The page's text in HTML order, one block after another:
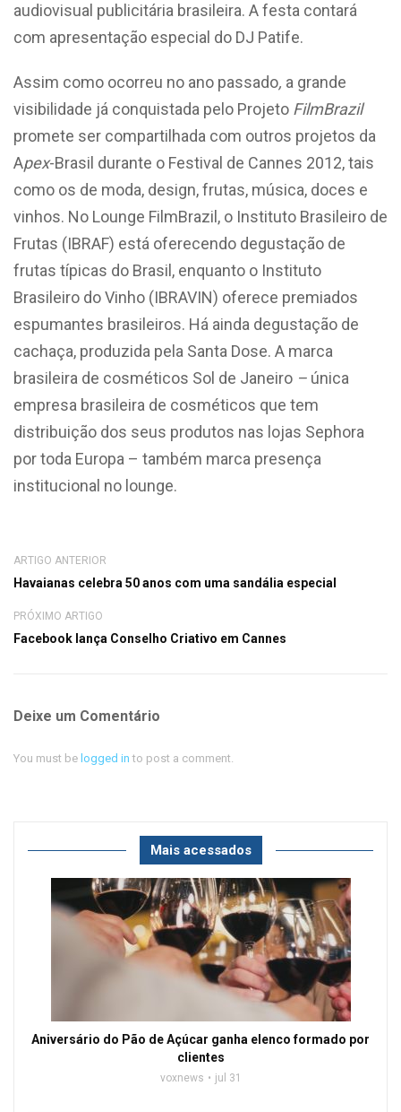
audiovisual publicitária brasileira. A festa contará
com apresentação especial do DJ Patife.
Assim como ocorreu no ano passado, a grande
visibilidade já conquistada pelo Projeto FilmBrazil
promete ser compartilhada com outros projetos da
Apex-Brasil durante o Festival de Cannes 2012, tais
como os de moda, design, frutas, música, doces e
vinhos. No Lounge FilmBrazil, o Instituto Brasileiro de
Frutas (IBRAF) está oferecendo degustação de
frutas típicas do Brasil, enquanto o Instituto
Brasileiro do Vinho (IBRAVIN) oferece premiados
espumantes brasileiros. Há ainda degustação de
cachaça, produzida pela Santa Dose. A marca
brasileira de cosméticos Sol de Janeiro – única
empresa brasileira de cosméticos que tem
distribuição dos seus produtos nas lojas Sephora
por toda Europa – também marca presença
institucional no lounge.
ARTIGO ANTERIOR
Havaianas celebra 50 anos com uma sandália especial
PRÓXIMO ARTIGO
Facebook lança Conselho Criativo em Cannes
Deixe um Comentário
You must be logged in to post a comment.
Mais acessados
Aniversário do Pão de Açúcar ganha elenco formado por
clientes
voxnews jul 31